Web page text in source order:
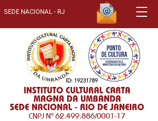
SEDE NACIONAL - RJ
INSTITUTO CULTURAL CARTA
MAGNA DA UMBANDA
SEDE NACIONAL - RIO DE JANEIRO
CNPJ Nº62.499.886/0001-17
ID: 19231789